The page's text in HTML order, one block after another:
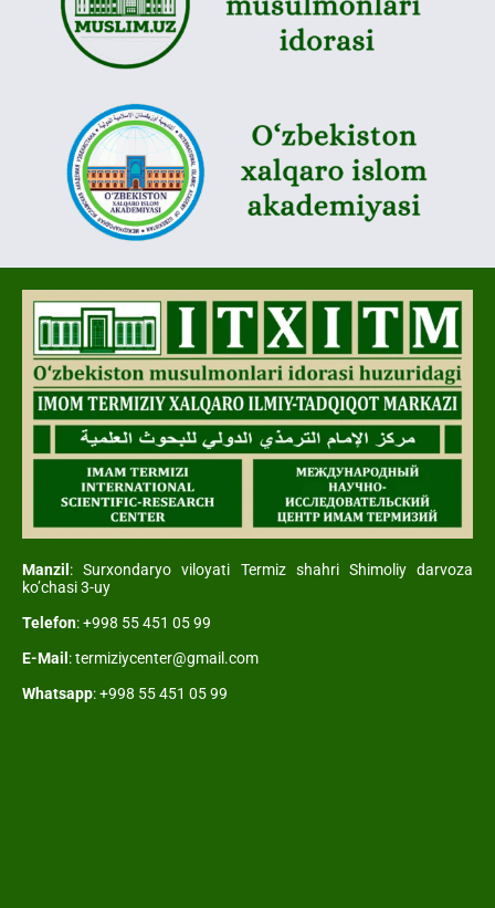
Manzil: Surxondaryo viloyati Termiz shahri Shimoliy darvoza
ko’chasi 3-uy
Telefon: +998 55 451 05 99
E-Mail: termiziycenter@gmail.com
Whatsapp: +998 55 451 05 99